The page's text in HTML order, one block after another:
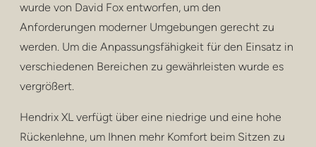
tische
regale
draussen
wurde von David Fox entworfen, um den
Anforderungen moderner Umgebungen gerecht zu
werden. Um die Anpassungsfähigkeit für den Einsatz in
verschiedenen Bereichen zu gewährleisten wurde es
vergrößert.
Hendrix XL verfügt über eine niedrige und eine hohe
Rückenlehne, um Ihnen mehr Komfort beim Sitzen zu